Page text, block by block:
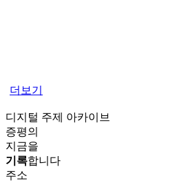
더보기
디지털 주제 아카이브
증평의
지금을
기록합니다
주소